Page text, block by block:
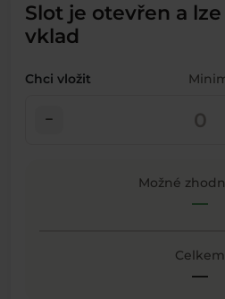
Slot je otevřen a
vklad
Chci vložit
check_indeterminate_small
Možné
—
Celkem
—